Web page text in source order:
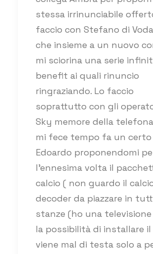
stessa irrinunciabile
faccio con Stefano di
che insieme a un nuovo
mi sciorina una serie
benefit ai quali rinuncio
ringraziando. Lo faccio
soprattutto con gli
Sky memore della
mi fece tempo fa un certo
Edoardo proponendomi
l’ennesima volta il
calcio ( non guardo il
decoder da piazzare in
stanze (ho una televisione
la possibilità di installare il
viene mal di testa solo a